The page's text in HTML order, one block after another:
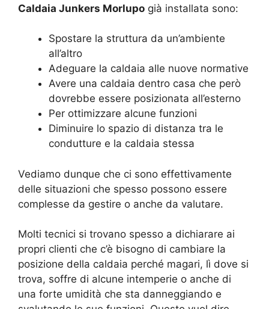
Caldaia Junkers Morlupo già installata sono:
Spostare la struttura da un’ambiente
all’altro
Adeguare la caldaia alle nuove normative
Avere una caldaia dentro casa che però
dovrebbe essere posizionata all’esterno
Per ottimizzare alcune funzioni
Diminuire lo spazio di distanza tra le
condutture e la caldaia stessa
Vediamo dunque che ci sono effettivamente
delle situazioni che spesso possono essere
complesse da gestire o anche da valutare.
Molti tecnici si trovano spesso a dichiarare ai
propri clienti che c’è bisogno di cambiare la
posizione della caldaia perché magari, lì dove si
trova, soffre di alcune intemperie o anche di
una forte umidità che sta danneggiando e